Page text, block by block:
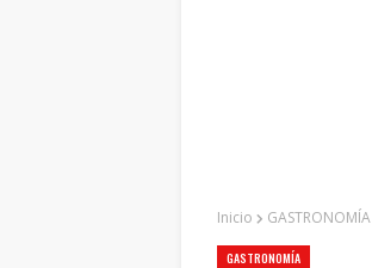
Inicio GASTRONOMÍA
GASTRONOMÍA